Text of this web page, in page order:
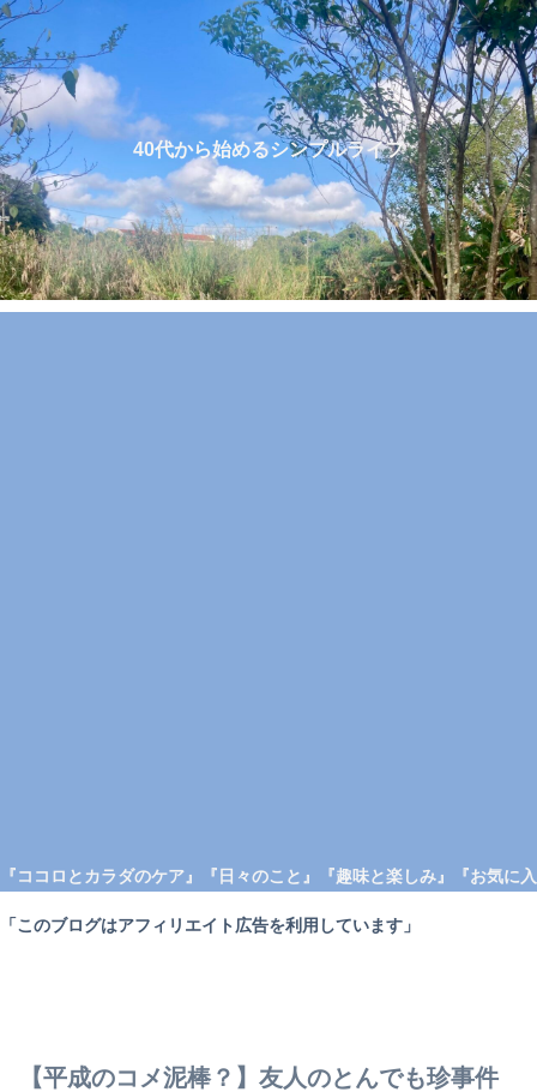
40代から始めるシンプルライフ
『ココロとカラダのケア』 『日々のこと』 『趣味と楽しみ』 『お気に
「このブログはアフィリエイト広告を利用しています」
【平成のコメ泥棒？】友人のとんでも珍事件